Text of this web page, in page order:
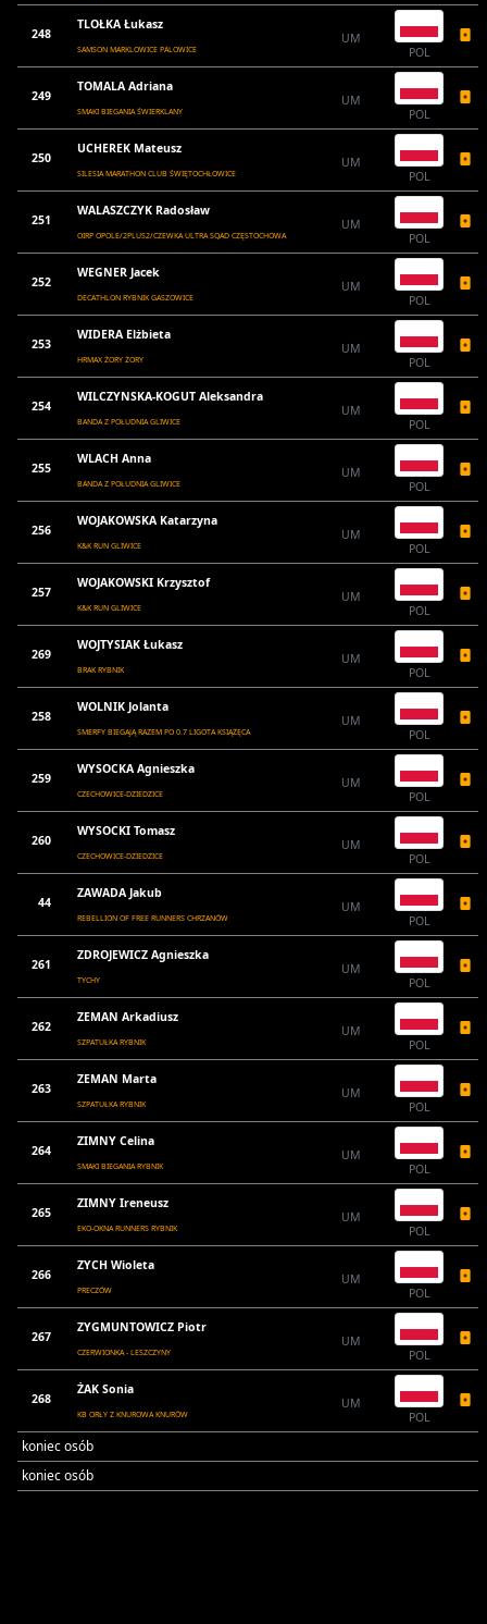
248
TLOŁKA Łukasz
SAMSON MARKLOWICE PALOWICE
UM
POL
249
TOMALA Adriana
SMAKI BIEGANIA ŚWIERKLANY
UM
POL
250
UCHEREK Mateusz
SILESIA MARATHON CLUB ŚWIĘTOCHŁOWICE
UM
POL
251
WALASZCZYK Radosław
OIRP OPOLE/2PLUS2/CZEWKA ULTRA SQAD CZĘSTOCHOWA
UM
POL
252
WEGNER Jacek
DECATHLON RYBNIK GASZOWICE
UM
POL
253
WIDERA Elżbieta
HRMAX ŻORY ŻORY
UM
POL
254
WILCZYNSKA-KOGUT Aleksandra
BANDA Z POŁUDNIA GLIWICE
UM
POL
255
WLACH Anna
BANDA Z POŁUDNIA GLIWICE
UM
POL
256
WOJAKOWSKA Katarzyna
K&K RUN GLIWICE
UM
POL
257
WOJAKOWSKI Krzysztof
K&K RUN GLIWICE
UM
POL
269
WOJTYSIAK Łukasz
BRAK RYBNIK
UM
POL
258
WOLNIK Jolanta
SMERFY BIEGAJĄ RAZEM PO 0.7 LIGOTA KSIĄŻĘCA
UM
POL
259
WYSOCKA Agnieszka
CZECHOWICE-DZIEDZICE
UM
POL
260
WYSOCKI Tomasz
CZECHOWICE-DZIEDZICE
UM
POL
44
ZAWADA Jakub
REBELLION OF FREE RUNNERS CHRZANÓW
UM
POL
261
ZDROJEWICZ Agnieszka
TYCHY
UM
POL
262
ZEMAN Arkadiusz
SZPATUŁKA RYBNIK
UM
POL
263
ZEMAN Marta
SZPATUŁKA RYBNIK
UM
POL
264
ZIMNY Celina
SMAKI BIEGANIA RYBNIK
UM
POL
265
ZIMNY Ireneusz
EKO-OKNA RUNNERS RYBNIK
UM
POL
266
ZYCH Wioleta
PRECZÓW
UM
POL
267
ZYGMUNTOWICZ Piotr
CZERWIONKA - LESZCZYNY
UM
POL
268
ŻAK Sonia
KB ORŁY Z KNUROWA KNURÓW
UM
POL
koniec osób
koniec osób